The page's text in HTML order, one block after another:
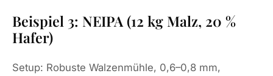
Beispiel 3: NEIPA (12 kg Malz, 20 %
Hafer)
Setup: Robuste Walzenmühle, 0,6–0,8 mm,